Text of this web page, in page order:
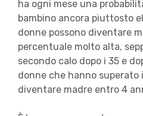
ha ogni mese una
bambino ancora piuttosto
donne possono diventare
percentuale molto alta,
secondo calo dopo i 35 e
donne che hanno superato
diventare madre entro 4